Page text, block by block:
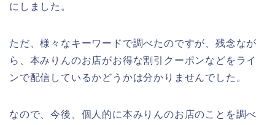
にしました。
ただ、様々なキーワードで調べたのですが、残念なが
ら、本みりんのお店がお得な割引クーポンなどをライ
ンで配信しているかどうかは分かりませんでした。
なので、今後、個人的に本みりんのお店のことを調べ